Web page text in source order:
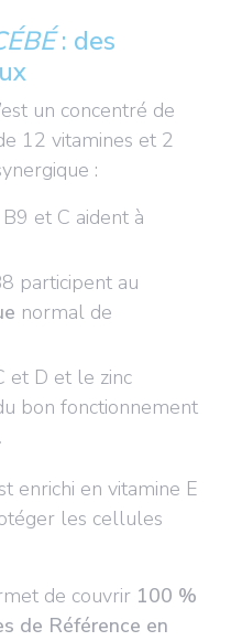
: des
un concentré de
12 vitamines et 2
:
et C aident à
participent au
normal de
et D et le zinc
bon fonctionnement
.
enrichi en vitamine E
les cellules
de couvrir 100 %
de Référence en